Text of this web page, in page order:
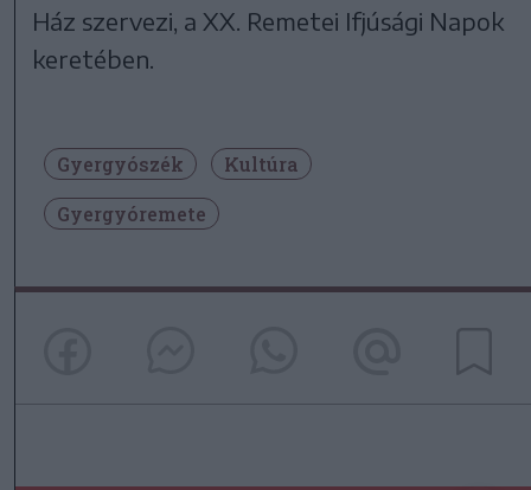
Ház szervezi, a XX. Remetei Ifjúsági Napok
keretében.
Gyergyószék
Kultúra
Gyergyóremete